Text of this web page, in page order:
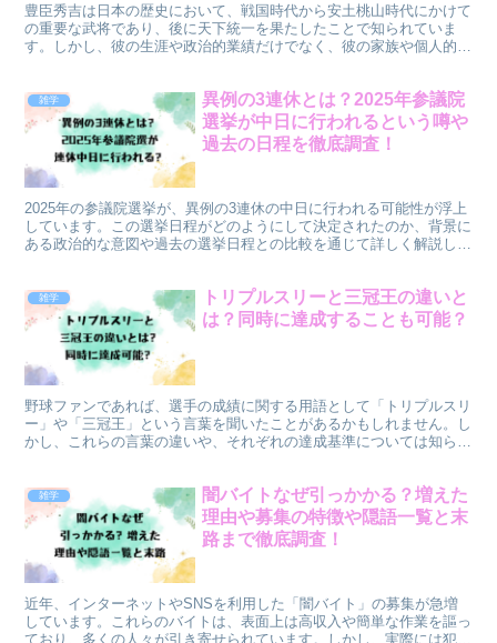
豊臣秀吉は日本の歴史において、戦国時代から安土桃山時代にかけて
の重要な武将であり、後に天下統一を果たしたことで知られていま
す。しかし、彼の生涯や政治的業績だけでなく、彼の家族や個人的な
雑学
異例の3連休とは？2025年参議院
選挙が中日に行われるという噂や
過去の日程を徹底調査！
2025年の参議院選挙が、異例の3連休の中日に行われる可能性が浮上
しています。この選挙日程がどのようにして決定されたのか、背景に
ある政治的な意図や過去の選挙日程との比較を通じて詳しく解説しま
雑学
トリプルスリーと三冠王の違いと
は？同時に達成することも可能？
野球ファンであれば、選手の成績に関する用語として「トリプルスリ
ー」や「三冠王」という言葉を聞いたことがあるかもしれません。し
かし、これらの言葉の違いや、それぞれの達成基準については知らな
雑学
闇バイトなぜ引っかかる？増えた
理由や募集の特徴や隠語一覧と末
路まで徹底調査！
近年、インターネットやSNSを利用した「闇バイト」の募集が急増
しています。これらのバイトは、表面上は高収入や簡単な作業を謳っ
ており、多くの人々が引き寄せられています。しかし、実際には犯罪